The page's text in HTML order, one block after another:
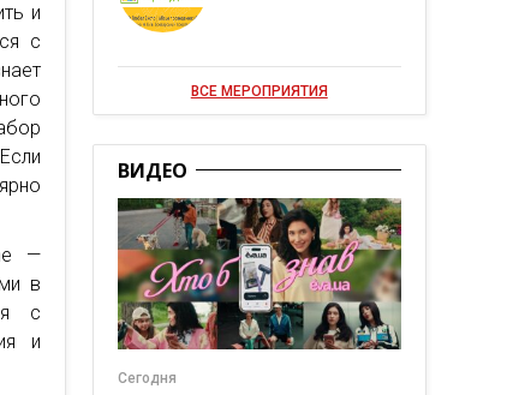
и
с
—
в
с
и
ВСЕ МЕРОПРИЯТИЯ
ВИДЕО
Сегодня